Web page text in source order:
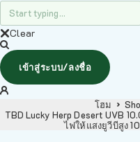
Clear
เข้าสู่ระบบ/ลงชื่อ
โฮม
TBD Lucky Herp Desert UVB
ไฟให้แสงยูวีบีสูง